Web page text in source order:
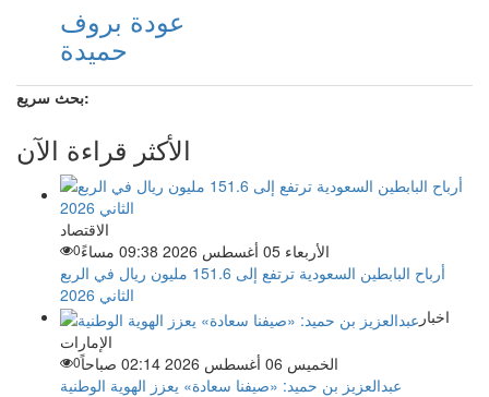
عودة بروف
حميدة
بحث سريع:
الأكثر قراءة الآن
الاقتصاد
الأربعاء 05 أغسطس 2026 09:38 مساءً
0
أرباح البابطين السعودية ترتفع إلى 151.6 مليون ريال في الربع
الثاني 2026
اخبار
الإمارات
الخميس 06 أغسطس 2026 02:14 صباحاً
0
عبدالعزيز بن حميد: «صيفنا سعادة» يعزز الهوية الوطنية